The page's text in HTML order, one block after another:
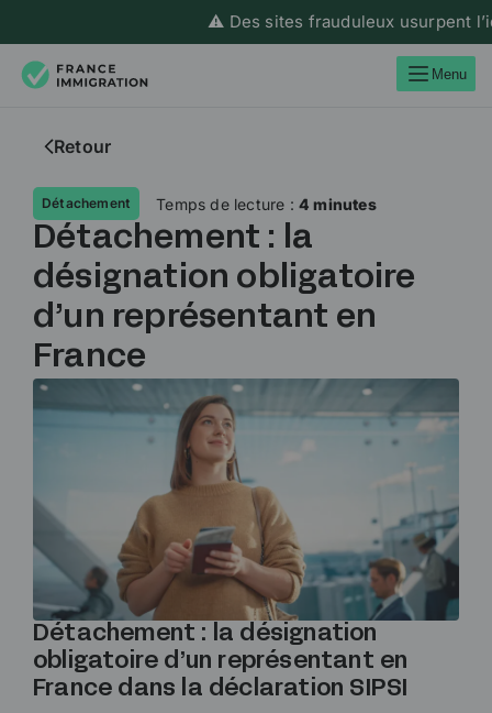
⚠️ Des sites frauduleux usurpent
Menu
Retour
Détachement Temps de lecture :4 minutes
Détachement : la
désignation obligatoire
d’un représentant en
France
Détachement : la désignation
obligatoire d’un représentant en
France dans la déclaration SIPSI